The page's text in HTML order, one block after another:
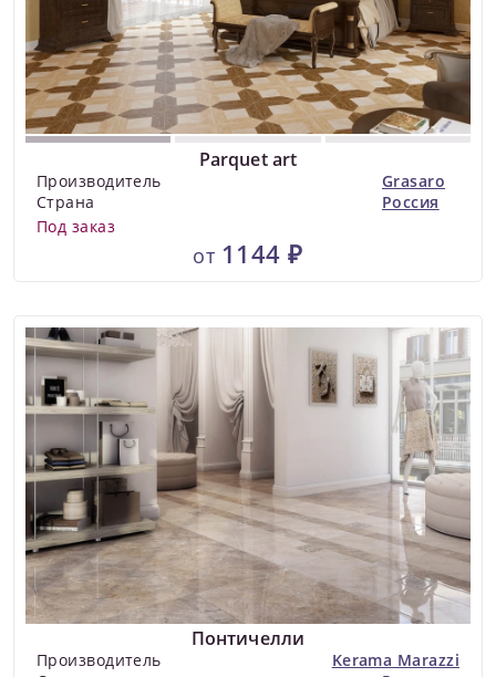
Parquet art
Производитель
Grasaro
Страна
Россия
Под заказ
от 1144 ₽
Понтичелли
Производитель
Kerama Marazzi